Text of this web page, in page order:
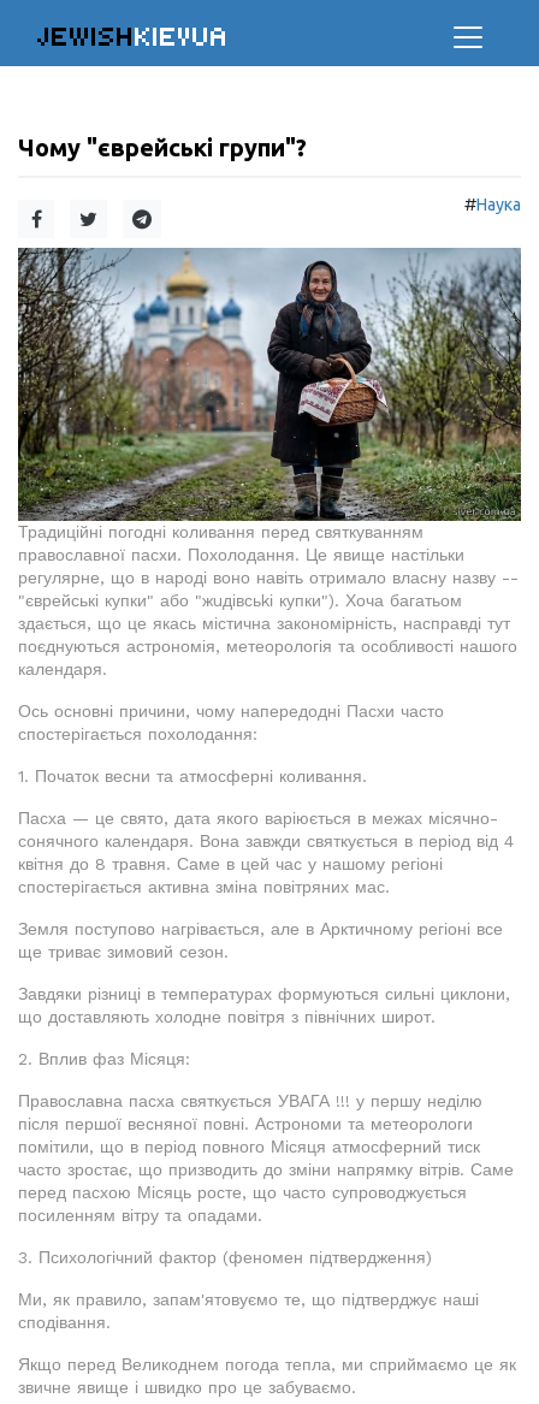
JEWISHKIEVUA
Чому "єврейські групи"?
#Наука
Традиційні погодні коливання перед святкуванням
православної пасхи. Похолодання. Це явище настільки
регулярне, що в народі воно навіть отримало власну назву --
"єврейські купки" або "жuдівсьkі купки"). Хоча багатьом
здається, що це якась містична закономірність, насправді тут
поєднуються астрономія, метеорологія та особливості нашого
календаря.
Ось основні причини, чому напередодні Пасхи часто
спостерігається похолодання:
1. Початок весни та атмосферні коливання.
Пасха — це свято, дата якого варіюється в межах місячно-
сонячного календаря. Вона завжди святкується в період від 4
квітня до 8 травня. Саме в цей час у нашому регіоні
спостерігається активна зміна повітряних мас.
Земля поступово нагрівається, але в Арктичному регіоні все
ще триває зимовий сезон.
Завдяки різниці в температурах формуються сильні циклони,
що доставляють холодне повітря з північних широт.
2. Вплив фаз Місяця:
Православна пасха святкується УВАГА !!! у першу неділю
після першої весняної повні. Астрономи та метеорологи
помітили, що в період повного Місяця атмосферний тиск
часто зростає, що призводить до зміни напрямку вітрів. Саме
перед пасхою Місяць росте, що часто супроводжується
посиленням вітру та опадами.
3. Психологічний фактор (феномен підтвердження)
Ми, як правило, запам'ятовуємо те, що підтверджує наші
сподівання.
Якщо перед Великоднем погода тепла, ми сприймаємо це як
звичне явище і швидко про це забуваємо.